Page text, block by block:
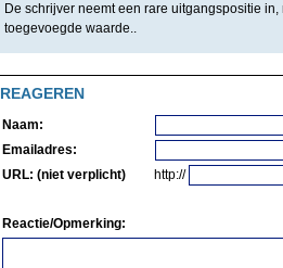
De schrijver neemt een rare uitgangspositie
toegevoegde waarde..
REAGEREN
Naam:
Emailadres:
URL: (niet verplicht)
http://
Reactie/Opmerking: